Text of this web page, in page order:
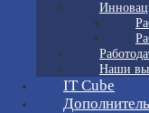
Наши
IT Cube